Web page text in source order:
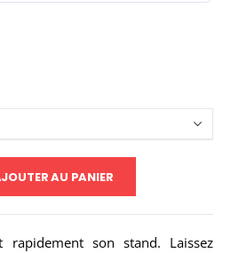
AU PANIER
rapidement son stand. Laissez